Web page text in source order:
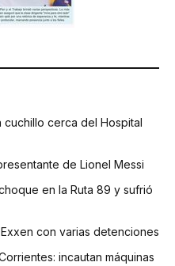
cerca del Hospital
de Lionel Messi
en la Ruta 89 y sufrió
con varias detenciones
incautan máquinas